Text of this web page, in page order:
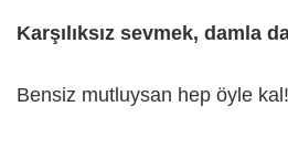
Karşılıksız sevmek, damla
Bensiz mutluysan hep öyle kal!